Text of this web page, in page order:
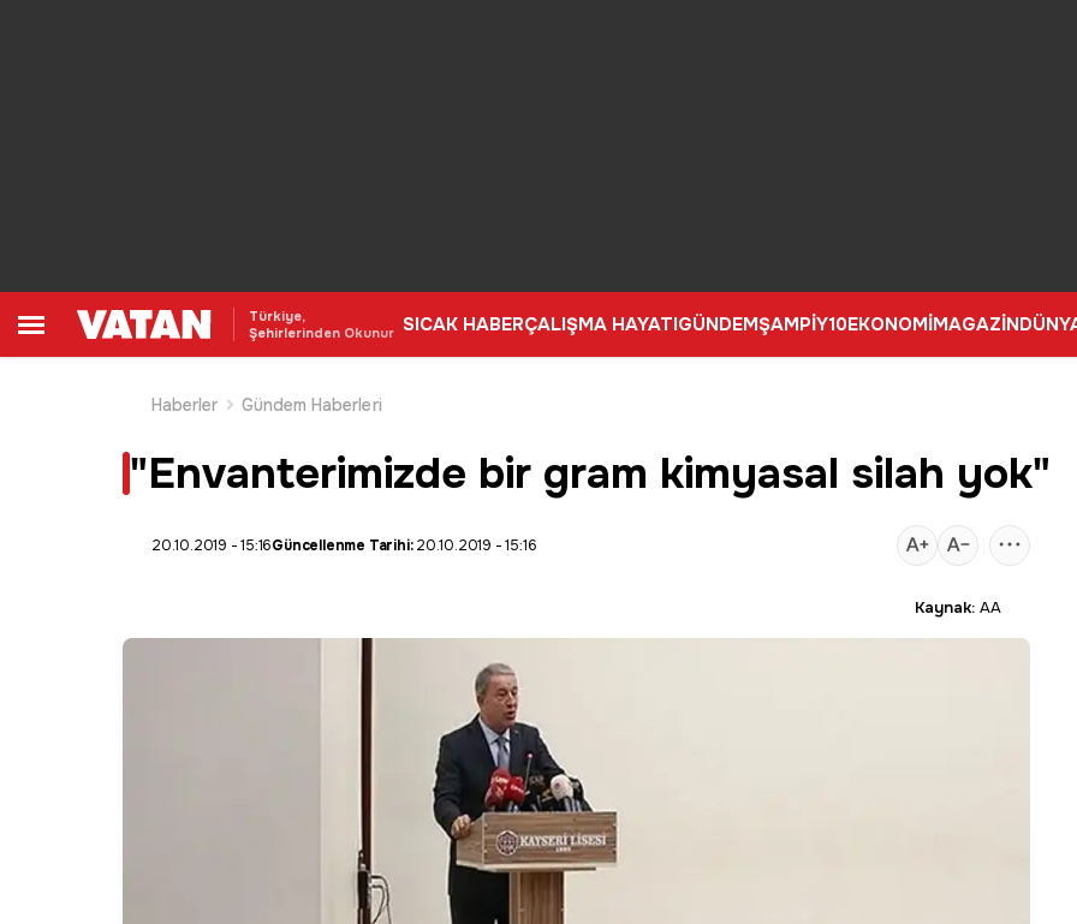
Türkiye,
Şehirlerinden Okunur SICAK HABERÇALIŞMA HAYATIGÜNDEMŞAMPİY10EKONOMİMAGAZİN
Haberler
Gündem Haberleri
"Envanterimizde bir gram kimyasal silah yok"
20.10.2019 - 15:16Güncellenme Tarihi:20.10.2019 - 15:16
Kaynak: AA